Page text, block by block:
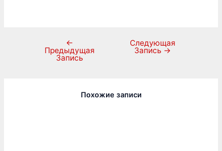
←
Предыдущая
Запись
Следующая
Запись →
Похожие записи